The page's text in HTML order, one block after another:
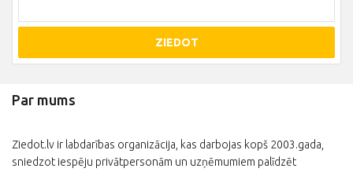
ZIEDOT
Par mums
Ziedot.lv ir labdarības organizācija, kas darbojas kopš 2003.gada,
sniedzot iespēju privātpersonām un uzņēmumiem palīdzēt